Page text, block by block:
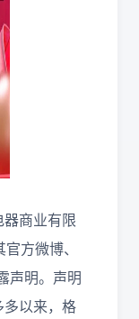
商业有限
方微博、
声明。声明
以来，格